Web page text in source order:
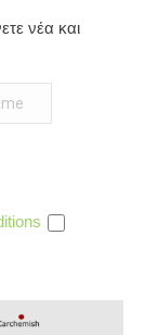
νέα και